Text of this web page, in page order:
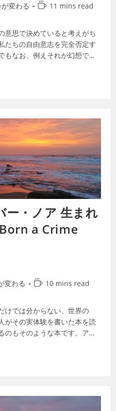
変わる 11 mins read
意思で決めていると考えがち
たちの自由意志を完全否定す
もなお、例えそれが幻想であ
ー・ノア 生まれ
a Crime
変わる 10 mins read
けでは分からない、世界の
がその実体験を書いた本を読
のもそのような本です。アパ